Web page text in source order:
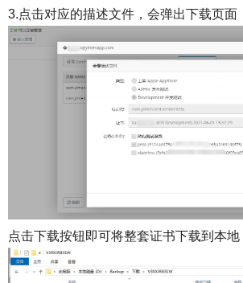
3.点击对应的描述文件，会弹出下载页面
点击下载按钮即可将整套证书下载到本地